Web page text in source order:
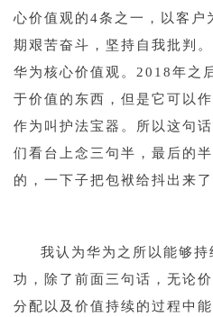
心价值观的4条之一，以客户
期艰苦奋斗，坚持自我批判
华为核心价值观。2018年之
于价值的东西，但是它可以
作为叫护法宝器。所以这句
们看台上念三句半，最后的
的，一下子把包袱给抖出来了
我认为华为之所以能够
功，除了前面三句话，无论
分配以及价值持续的过程中